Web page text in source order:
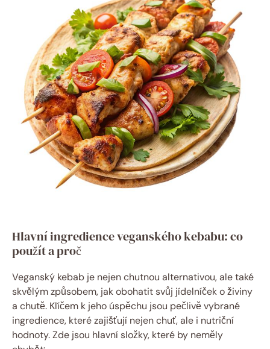
Hlavní ingredience veganského kebabu: co
použít a proč
Veganský kebab je nejen chutnou alternativou, ale také
skvělým způsobem, jak obohatit svůj jídelníček o živiny
a chutě. Klíčem k jeho úspěchu jsou pečlivě vybrané
ingredience, které zajišťují nejen chuť, ale i nutriční
hodnoty. Zde jsou hlavní složky, které by neměly